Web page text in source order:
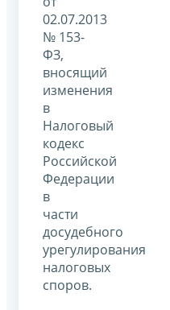
02.07.2013
№ 153-
ФЗ,
вносящий
изменения
в
Налоговый
кодекс
Российской
Федерации
в
части
досудебного
урегулирования
налоговых
споров.